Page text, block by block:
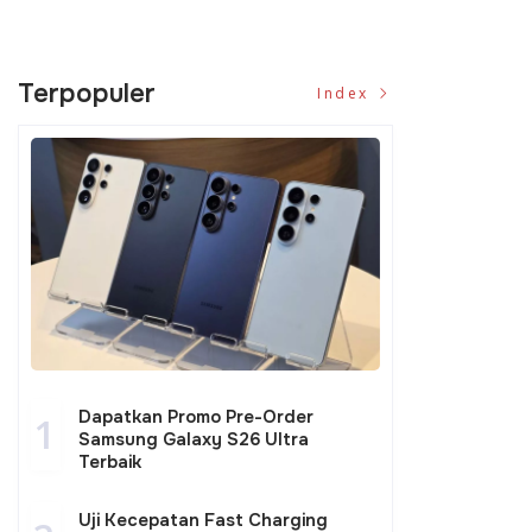
Terpopuler Index
1
Dapatkan Promo Pre-Order
Samsung Galaxy S26 Ultra
Terbaik
Uji Kecepatan Fast Charging